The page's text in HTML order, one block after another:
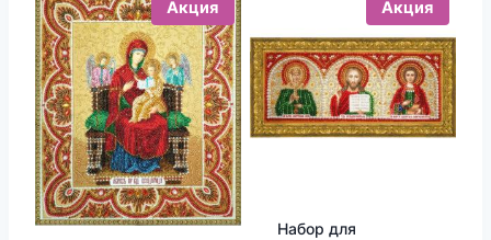
Акция Акция
Набор для